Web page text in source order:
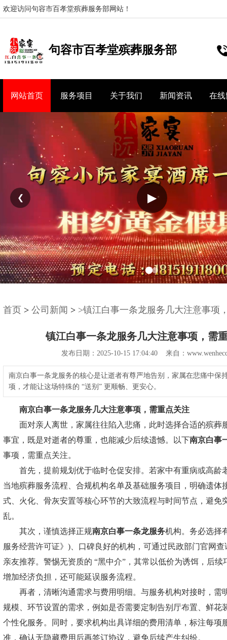
欢迎访问句容市百孝堂殡葬服务部网站！
句容市百孝堂殡葬服务部
网站首页 服务项目 关于我们 新闻资讯 在
▶
❮
首页 > 公司新闻 > >镇江白事一条龙服务几大注意事项
镇江白事一条龙服务几大注意事项，需
发布日期：2025-10-15 17:04:40 来自：
南京白事一条龙服务的核心是让逝者有尊严地告别，家属在悲痛中保
项，才能让这场特殊的 “送别” 更顺畅、更安心。
南京白事一条龙服务几大注意事项，需重点关注
面对亲人离世，家属往往陷入悲痛，此时选择合适的殡葬
事宜，既是对逝者的尊重，也能减少后续遗憾。以下南京白事
事项，需重点关注。
首先，提前规划优于临时仓促安排。若家中有重病或高龄
当地殡葬服务流程、合规机构名单及基础服务项目，明确遗体
式、火化、骨灰安置等核心环节的大致流程与时间节点，避免
乱。
其次，谨慎选择正规南京白事一条龙服务机构。务必选择
服务经营许可证》)、口碑良好的机构，可通过民政部门官网
亲友推荐。警惕无资质的 “黑中介”，其常以低价为诱饵，后续
增加经济负担，还可能延误服务流程。
再者，清晰沟通需求与费用明细。与服务机构对接时，需
规模、环节设置的需求，例如是否需要定制告别厅布置、鲜花
个性化服务。同时，要求机构出具详细的费用清单，标注每项
准，确认无隐藏费用后再签订协议，避免后续产生纠纷。